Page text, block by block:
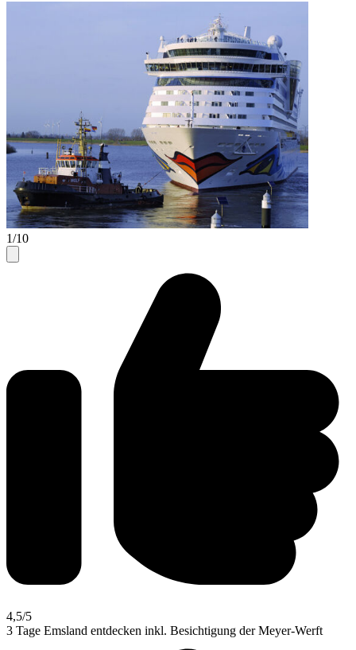
1/10
4,5/5
3 Tage Emsland entdecken inkl. Besichtigung der Meyer-Werft